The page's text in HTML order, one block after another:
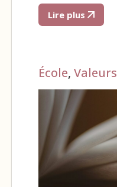
Lire plus
École, Valeurs